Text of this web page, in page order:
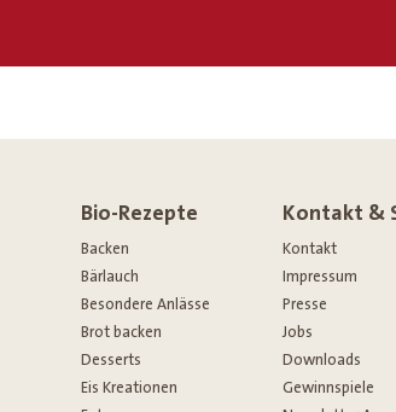
Bio-Rezepte
Backen
Bärlauch
Besondere Anlässe
Brot backen
Desserts
Eis Kreationen
Kontakt &
Kontakt
Impressum
Presse
Jobs
Downloads
Gewinnspiele